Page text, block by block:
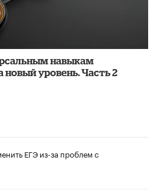
навыкам
уровень. Часть 2
ЕГЭ из-за проблем с